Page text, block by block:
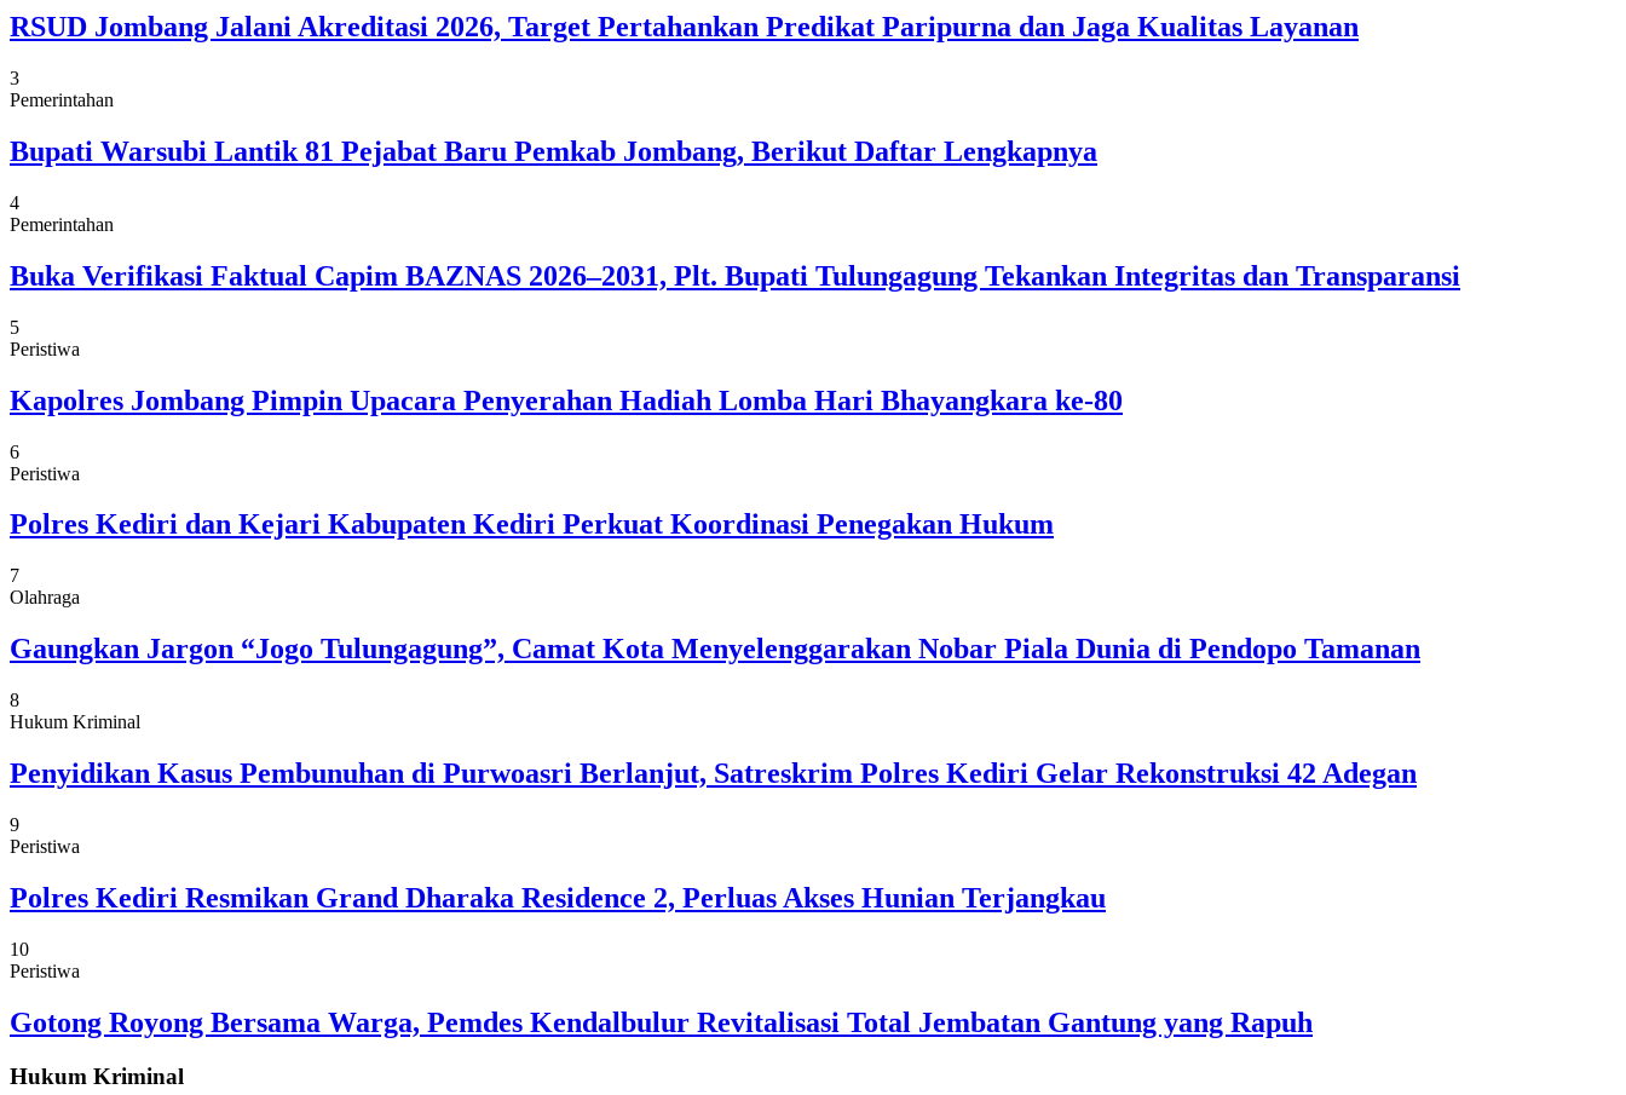
RSUD Jombang Jalani Akreditasi 2026, Target Pertahankan Predikat Paripurna dan Jaga Kualitas Layanan
3
Pemerintahan
Bupati Warsubi Lantik 81 Pejabat Baru Pemkab Jombang, Berikut Daftar Lengkapnya
4
Pemerintahan
Buka Verifikasi Faktual Capim BAZNAS 2026–2031, Plt. Bupati Tulungagung Tekankan Integritas dan Transparansi
5
Peristiwa
Kapolres Jombang Pimpin Upacara Penyerahan Hadiah Lomba Hari Bhayangkara ke-80
6
Peristiwa
Polres Kediri dan Kejari Kabupaten Kediri Perkuat Koordinasi Penegakan Hukum
7
Olahraga
Gaungkan Jargon “Jogo Tulungagung”, Camat Kota Menyelenggarakan Nobar Piala Dunia di Pendopo Tamanan
8
Hukum Kriminal
Penyidikan Kasus Pembunuhan di Purwoasri Berlanjut, Satreskrim Polres Kediri Gelar Rekonstruksi 42 Adegan
9
Peristiwa
Polres Kediri Resmikan Grand Dharaka Residence 2, Perluas Akses Hunian Terjangkau
10
Peristiwa
Gotong Royong Bersama Warga, Pemdes Kendalbulur Revitalisasi Total Jembatan Gantung yang Rapuh
Hukum Kriminal